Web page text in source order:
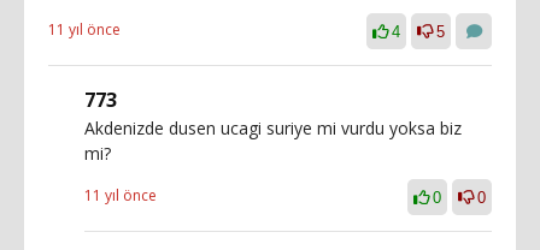
11 yıl önce 4 5
773
Akdenizde dusen ucagi suriye mi vurdu yoksa biz
mi?
11 yıl önce 0 0